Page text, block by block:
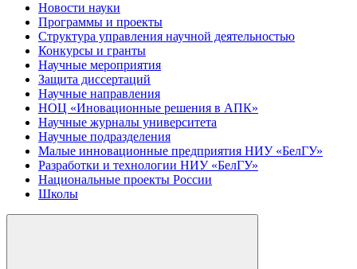
Новости науки
Программы и проекты
Структура управления научной деятельностью
Конкурсы и гранты
Научные мероприятия
Защита диссертаций
Научные направления
НОЦ «Иновационные решения в АПК»
Научные журналы университета
Научные подразделения
Малые инновационные предприятия НИУ «БелГУ»
Разработки и технологии НИУ «БелГУ»
Национальные проекты России
Школы